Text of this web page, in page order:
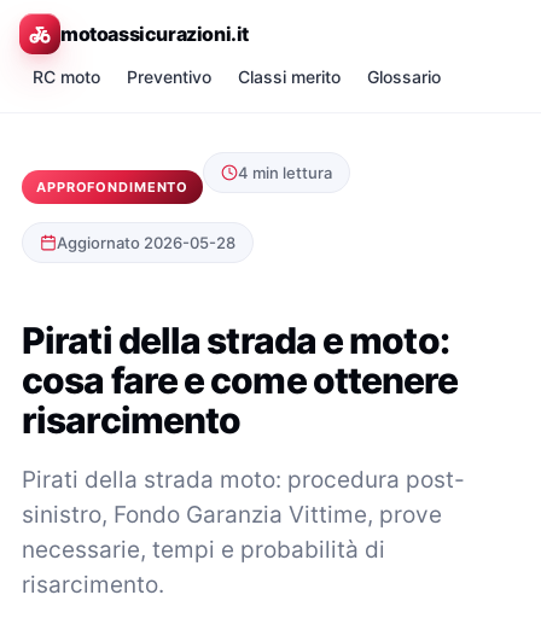
motoassicurazioni.it
RC moto Preventivo Classi merito Glossario
APPROFONDIMENTO
4 min lettura
Aggiornato 2026-05-28
Pirati della strada e moto:
cosa fare e come ottenere
risarcimento
Pirati della strada moto: procedura post-
sinistro, Fondo Garanzia Vittime, prove
necessarie, tempi e probabilità di
risarcimento.